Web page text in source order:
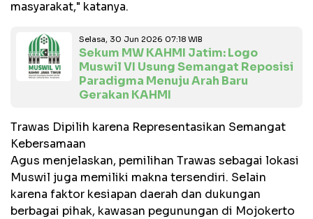
masyarakat," katanya.
Selasa, 30 Jun 2026 07:18 WIB
Sekum MW KAHMI Jatim: Logo
Muswil VI Usung Semangat Reposisi
Paradigma Menuju Arah Baru
Gerakan KAHMI
Trawas Dipilih karena Representasikan Semangat
Kebersamaan
Agus menjelaskan, pemilihan Trawas sebagai lokasi
Muswil juga memiliki makna tersendiri. Selain
karena faktor kesiapan daerah dan dukungan
berbagai pihak, kawasan pegunungan di Mojokerto